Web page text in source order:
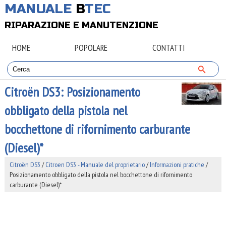
MANUALE BTEC
RIPARAZIONE E MANUTENZIONE
HOME POPOLARE CONTATTI
Citroën DS3: Posizionamento
obbligato della pistola nel
bocchettone di rifornimento carburante
(Diesel)*
Citroën DS3 /Citroen DS3 - Manuale del proprietario/Informazioni pratiche /
Posizionamento obbligato della pistola nel bocchettone di rifornimento
carburante (Diesel)*